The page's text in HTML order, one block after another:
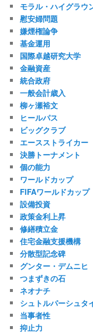
モラル・ハイグラウ
慰安婦問題
嫌煙権論争
基金運用
国際卓越研究大学
金融資産
統合政府
一般会計歳入
柳ヶ瀬裕文
ヒールパス
ビッグクラブ
エースストライカー
決勝トーナメント
個の能力
ワールドカップ
FIFAワールドカップ
設備投資
政策金利上昇
修繕積立金
住宅金融支援機構
分散型記念碑
グンター・デムニヒ
つまずきの石
ネオナチ
シュトルパーシュタ
当事者性
抑止力